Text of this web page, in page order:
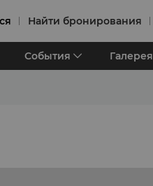
Найти бронирования
События Галерея